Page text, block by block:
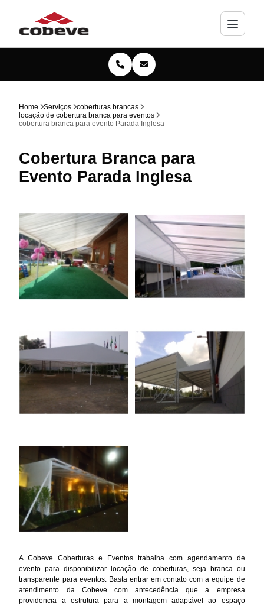
Home Serviços
coberturas brancas
locação de cobertura branca para eventos
cobertura branca para evento Parada Inglesa
Cobertura Branca para
Evento Parada Inglesa
A Cobeve Coberturas e Eventos trabalha com agendamento de
evento para disponibilizar locação de coberturas, seja branca ou
transparente para eventos. Basta entrar em contato com a equipe de
atendimento da Cobeve com antecedência que a empresa
providencia a estrutura para a montagem adaptável ao espaço